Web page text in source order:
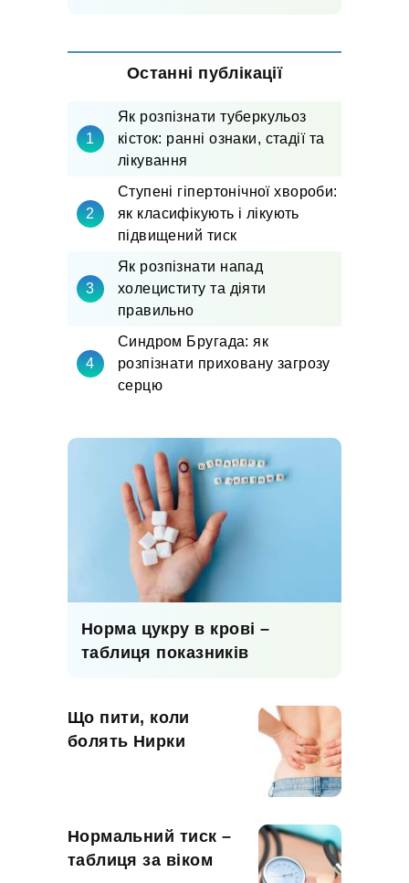
Останні публікації
Як розпізнати туберкульоз
кісток: ранні ознаки, стадії та
лікування
Ступені гіпертонічної хвороби:
як класифікують і лікують
підвищений тиск
Як розпізнати напад
холециститу та діяти
правильно
Синдром Бругада: як
розпізнати приховану загрозу
серцю
Норма цукру в крові –
таблиця показників
Що пити, коли
болять Нирки
Нормальний тиск –
таблиця за віком